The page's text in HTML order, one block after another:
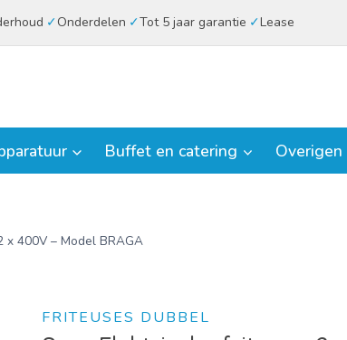
Onderdelen Tot 5 jaar garantie Lease
Buffet en catering Overigen
x 400V – Model BRAGA
FRITEUSES DUBBEL